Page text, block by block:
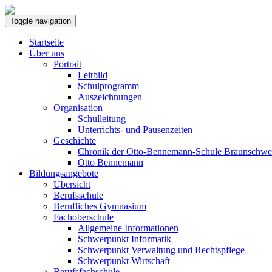
Toggle navigation
Startseite
Über uns
Portrait
Leitbild
Schulprogramm
Auszeichnungen
Organisation
Schulleitung
Unterrichts- und Pausenzeiten
Geschichte
Chronik der Otto-Bennemann-Schule
Otto Bennemann
Bildungsangebote
Übersicht
Berufsschule
Berufliches Gymnasium
Fachoberschule
Allgemeine Informationen
Schwerpunkt Informatik
Schwerpunkt Verwaltung und Rechtspflege
Schwerpunkt Wirtschaft